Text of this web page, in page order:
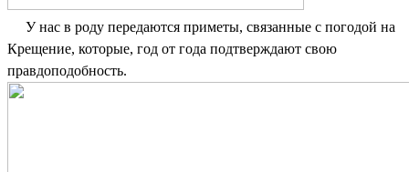
У нас в роду передаются приметы, связанные с погодой на
Крещение, которые, год от года подтверждают свою
правдоподобность.